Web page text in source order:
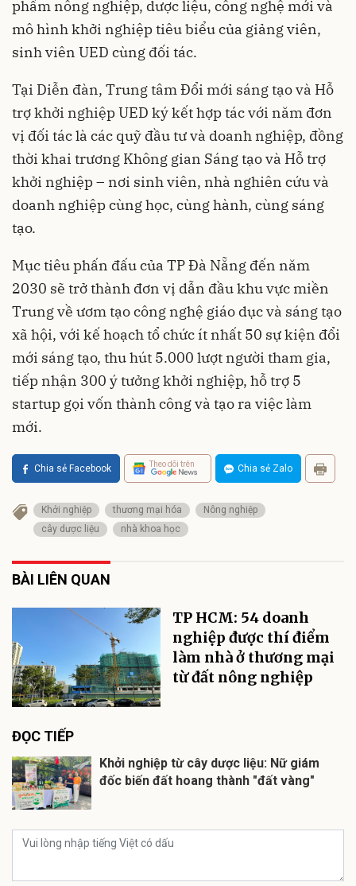
phẩm nông nghiệp, dược liệu, công nghệ mới và
mô hình khởi nghiệp tiêu biểu của giảng viên,
sinh viên UED cùng đối tác.
Tại Diễn đàn, Trung tâm Đổi mới sáng tạo và Hỗ
trợ khởi nghiệp UED ký kết hợp tác với năm đơn
vị đối tác là các quỹ đầu tư và doanh nghiệp, đồng
thời khai trương Không gian Sáng tạo và Hỗ trợ
khởi nghiệp – nơi sinh viên, nhà nghiên cứu và
doanh nghiệp cùng học, cùng hành, cùng sáng
tạo.
Mục tiêu phấn đấu của TP Đà Nẵng đến năm
2030 sẽ trở thành đơn vị dẫn đầu khu vực miền
Trung về ươm tạo công nghệ giáo dục và sáng tạo
xã hội, với kế hoạch tổ chức ít nhất 50 sự kiện đổi
mới sáng tạo, thu hút 5.000 lượt người tham gia,
tiếp nhận 300 ý tưởng khởi nghiệp, hỗ trợ 5
startup gọi vốn thành công và tạo ra việc làm
mới.
Chia sẻ Facebook Theo dõi trên Chia sẻ Zalo
Khởi nghiệp thương mại hóa
Nông nghiệp
cây dược liệu
nhà khoa học
BÀI LIÊN QUAN
TP HCM: 54 doanh
nghiệp được thí điểm
làm nhà ở thương mại
từ đất nông nghiệp
ĐỌC TIẾP
Khởi nghiệp từ cây dược liệu: Nữ giám
đốc biến đất hoang thành "đất vàng"